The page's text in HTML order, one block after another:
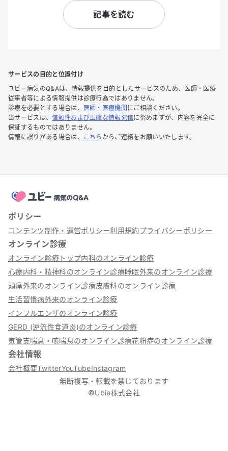
記事を読む
サービスの目的と位置付け
ユビー病気のQ&Aは、情報提供を目的としたサービスのため、医師・医療
従事者等による情報提供は診療行為ではありません。
診療を必要とする場合は、
医師・医療機関 にご相談ください。
当サービスは、信頼性および正確な情報発信に努めますが、内容を完全に
保証するものではありません。
情報に誤りがある場合は、
こちら からご連絡をお願いいたします。
ポリシー
コンテンツ制作・運営ポリシー利用規約プライバシーポリシー
オンライン診療
オンライン診療トップ内科のオンライン診療
心療内科・精神科のオンライン診療睡眠外来のオンライン診療
頭痛外来のオンライン診療皮膚科のオンライン診療
生活習慣病外来のオンライン診療
インフルエンザのオンライン診療
GERD (逆流性食道炎)のオンライン診療
気管支喘息・咳喘息のオンライン診療花粉症のオンライン診療
会社情報
会社概要TwitterYouTubeInstagram
無断複写・転載を禁じております
©Ubie株式会社